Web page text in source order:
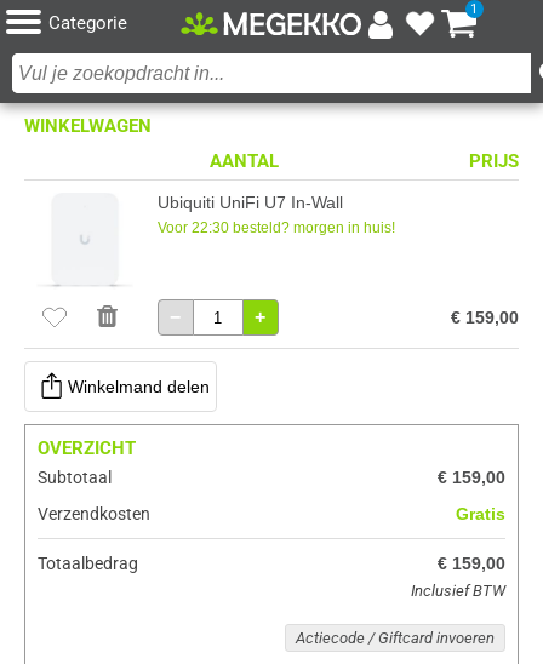
Categorie
1
WINKELWAGEN
AANTAL
PRIJS
Ubiquiti UniFi U7 In-Wall
Voor 22:30 besteld? morgen in huis!
− + € 159,00
Winkelmand delen
OVERZICHT
Subtotaal
€ 159,00
Verzendkosten
Gratis
Totaalbedrag € 159,00
Inclusief BTW
Actiecode / Giftcard invoeren